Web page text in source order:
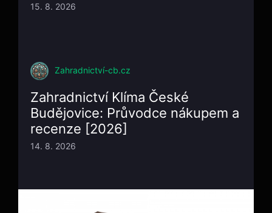
15. 8. 2026
Zahradnictví-cb.cz
Zahradnictví Klíma České
Budějovice: Průvodce nákupem a
recenze [2026]
14. 8. 2026